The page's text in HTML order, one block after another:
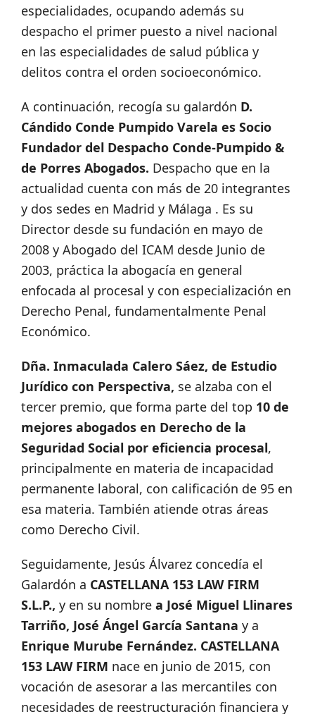
especialidades, ocupando además su
despacho el primer puesto a nivel nacional
en las especialidades de salud pública y
delitos contra el orden socioeconómico.
A continuación, recogía su galardón D.
Cándido Conde Pumpido Varela es Socio
Fundador del Despacho Conde-Pumpido &
de Porres Abogados. Despacho que en la
actualidad cuenta con más de 20 integrantes
y dos sedes en Madrid y Málaga . Es su
Director desde su fundación en mayo de
2008 y Abogado del ICAM desde Junio de
2003, práctica la abogacía en general
enfocada al procesal y con especialización en
Derecho Penal, fundamentalmente Penal
Económico.
Dña. Inmaculada Calero Sáez, de Estudio
Jurídico con Perspectiva, se alzaba con el
tercer premio, que forma parte del top 10 de
mejores abogados en Derecho de la
Seguridad Social por eficiencia procesal,
principalmente en materia de incapacidad
permanente laboral, con calificación de 95 en
esa materia. También atiende otras áreas
como Derecho Civil.
Seguidamente, Jesús Álvarez concedía el
Galardón a CASTELLANA 153 LAW FIRM
S.L.P., y en su nombre a José Miguel Llinares
Tarriño, José Ángel García Santana y a
Enrique Murube Fernández. CASTELLANA
153 LAW FIRM nace en junio de 2015, con
vocación de asesorar a las mercantiles con
necesidades de reestructuración financiera y